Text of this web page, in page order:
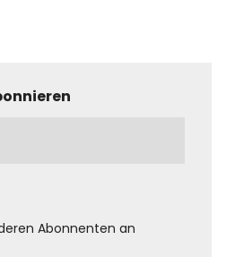
Abonnenten an